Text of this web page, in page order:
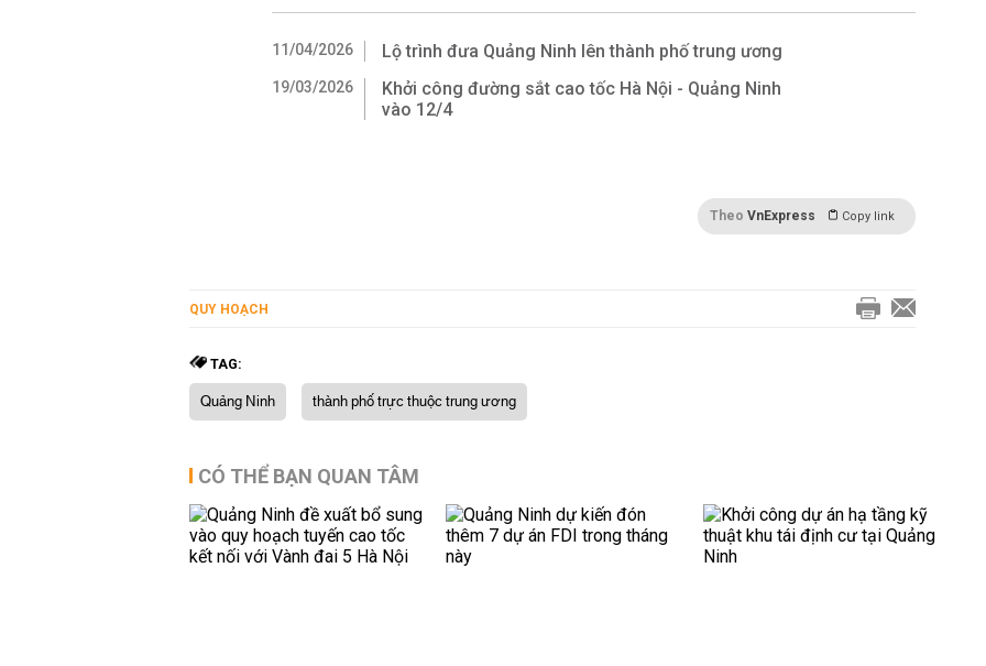
11/04/2026 Lộ trình đưa Quảng Ninh lên thành phố trung ương
19/03/2026
Khởi công đường sắt cao tốc Hà Nội - Quảng Ninh
vào 12/4
Theo VnExpress Copy link
QUY HOẠCH
TAG:
Quảng Ninh thành phố trực thuộc trung ương
CÓ THỂ BẠN QUAN TÂM